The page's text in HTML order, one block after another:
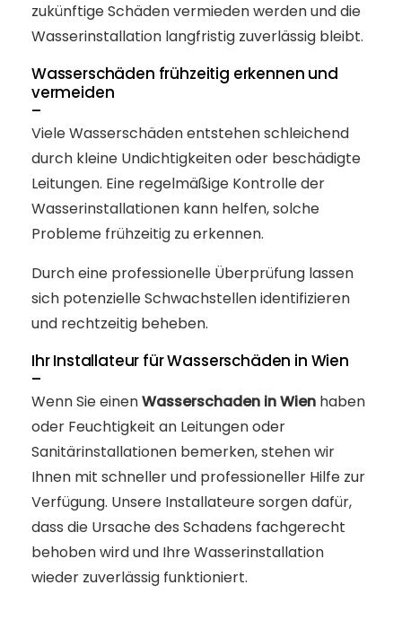
zukünftige Schäden vermieden werden und die
Wasserinstallation langfristig zuverlässig bleibt.
Wasserschäden frühzeitig erkennen und
vermeiden
–
Viele Wasserschäden entstehen schleichend
durch kleine Undichtigkeiten oder beschädigte
Leitungen. Eine regelmäßige Kontrolle der
Wasserinstallationen kann helfen, solche
Probleme frühzeitig zu erkennen.
Durch eine professionelle Überprüfung lassen
sich potenzielle Schwachstellen identifizieren
und rechtzeitig beheben.
Ihr Installateur für Wasserschäden in Wien
–
Wenn Sie einenWasserschaden in Wien haben
oder Feuchtigkeit an Leitungen oder
Sanitärinstallationen bemerken, stehen wir
Ihnen mit schneller und professioneller Hilfe zur
Verfügung. Unsere Installateure sorgen dafür,
dass die Ursache des Schadens fachgerecht
behoben wird und Ihre Wasserinstallation
wieder zuverlässig funktioniert.